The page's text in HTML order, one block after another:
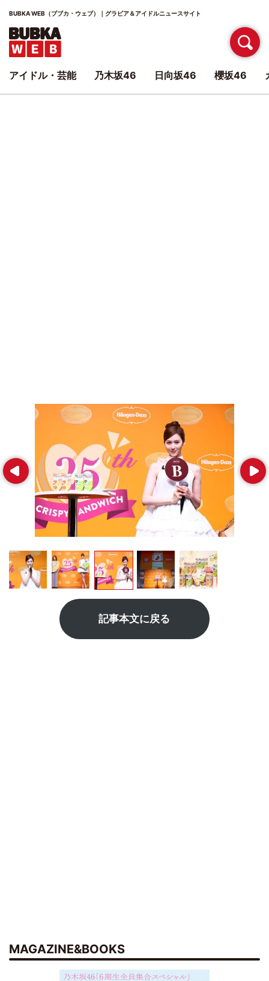
BUBKA WEB（ブブカ・ウェブ）｜グラビア＆アイドルニュースサイト
Prev Next
記事本文に戻る
MAGAZINE&BOOKS
アイドル・芸能 乃木坂46 日向坂46 櫻坂46